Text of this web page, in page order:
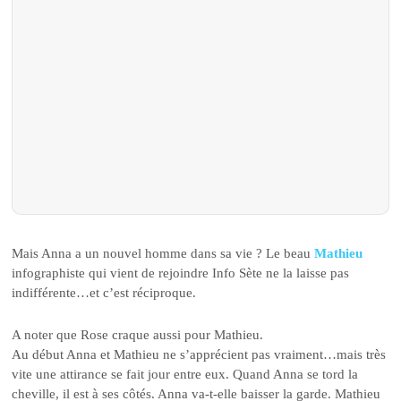
Mais Anna a un nouvel homme dans sa vie ? Le beauMathieu
infographiste qui vient de rejoindre Info Sète ne la laisse pas
indifférente…et c’est réciproque.
A noter que Rose craque aussi pour Mathieu.
Au début Anna et Mathieu ne s’apprécient pas vraiment…mais très
vite une attirance se fait jour entre eux. Quand Anna se tord la
cheville, il est à ses côtés. Anna va-t-elle baisser la garde. Mathieu